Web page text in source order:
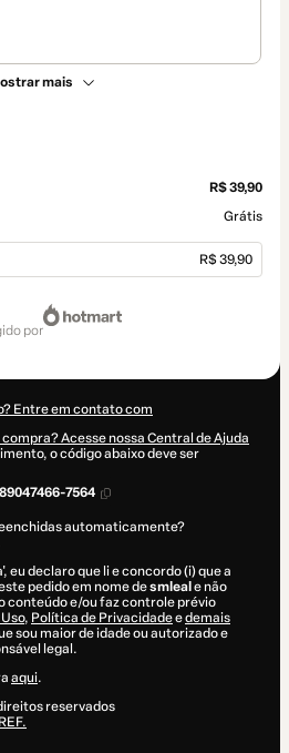
mais
R$ 39,90
Grátis
R$ 39,90
por
Entre em contato com
Acesse nossa Central de Ajuda
o código abaixo deve ser
7564
automaticamente?
eu declaro que li e concordo (i) que a
pedido em nome desmleal e não
conteúdo e/ou faz controle prévio
, Política de Privacidadeedemais
sou maior de idade ou autorizado e
legal.
aqui.
reservados
REF.